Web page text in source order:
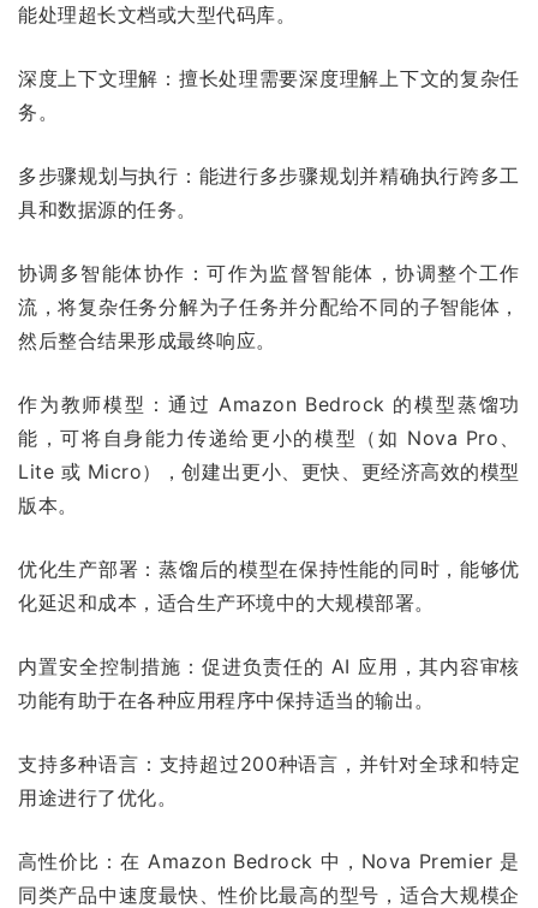
能处理超长文档或大型代码库。
深度上下文理解：擅长处理需要深度理解上下文的复杂任
务。
多步骤规划与执行：能进行多步骤规划并精确执行跨多工
具和数据源的任务。
协调多智能体协作：可作为监督智能体，协调整个工作
流，将复杂任务分解为子任务并分配给不同的子智能体，
然后整合结果形成最终响应。
作为教师模型：通过 Amazon Bedrock 的模型蒸馏功
能，可将自身能力传递给更小的模型（如 Nova Pro、
Lite 或 Micro），创建出更小、更快、更经济高效的模型
版本。
优化生产部署：蒸馏后的模型在保持性能的同时，能够优
化延迟和成本，适合生产环境中的大规模部署。
内置安全控制措施：促进负责任的 AI 应用，其内容审核
功能有助于在各种应用程序中保持适当的输出。
支持多种语言：支持超过200种语言，并针对全球和特定
用途进行了优化。
高性价比：在 Amazon Bedrock 中，Nova Premier 是
同类产品中速度最快、性价比最高的型号，适合大规模企